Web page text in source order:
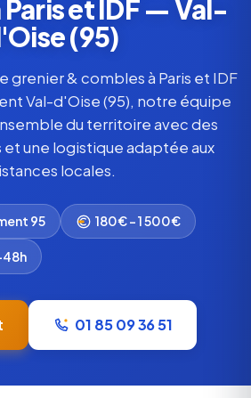
et IDF — Val-
(95)
grenier & combles à Paris et IDF
Val-d'Oise (95), notre équipe
du territoire avec des
une logistique adaptée aux
locales.
95 180€ – 1 500€
01 85 09 36 51